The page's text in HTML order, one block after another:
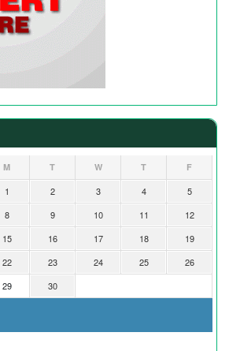
M T W T F
1 2 3 4
5
8 9 10 11
12
15 16 17 18
19
22 23 24 25
26
29 30